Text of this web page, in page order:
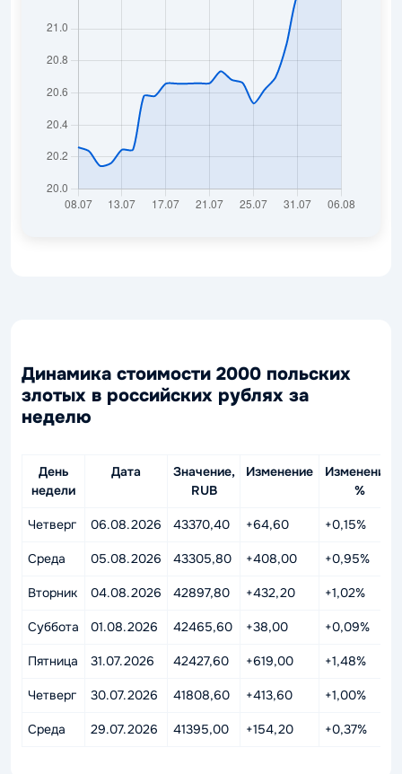
Динамика стоимости 2000 польских
злотых в российских рублях за
неделю
День
недели
Дата
Значение,
RUB
Изменение
Изменение,
%
Четверг 06.08.2026 43370,40 +64,60 +0,15%
Среда 05.08.2026 43305,80 +408,00 +0,95%
Вторник 04.08.2026 42897,80 +432,20 +1,02%
Суббота 01.08.2026 42465,60 +38,00 +0,09%
Пятница 31.07.2026 42427,60 +619,00 +1,48%
Четверг 30.07.2026 41808,60 +413,60 +1,00%
Среда 29.07.2026 41395,00 +154,20 +0,37%